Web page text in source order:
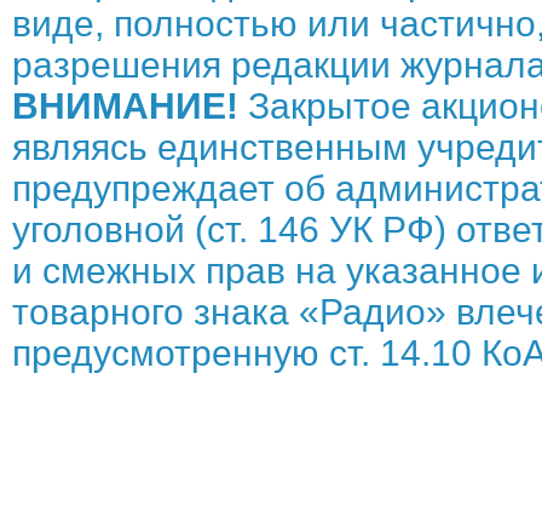
виде, полностью или
разрешения редакции
ВНИМАНИЕ! Закрытое
являясь единственным
предупреждает об
уголовной (ст. 146 УК РФ)
и смежных прав на указанное
товарного знака «Радио»
предусмотренную ст. 14.10